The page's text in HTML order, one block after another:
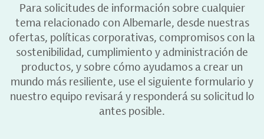
Para solicitudes de información sobre cualquier
tema relacionado con Albemarle, desde nuestras
ofertas, políticas corporativas, compromisos con la
sostenibilidad, cumplimiento y administración de
productos, y sobre cómo ayudamos a crear un
mundo más resiliente, use el siguiente formulario y
nuestro equipo revisará y responderá su solicitud lo
antes posible.